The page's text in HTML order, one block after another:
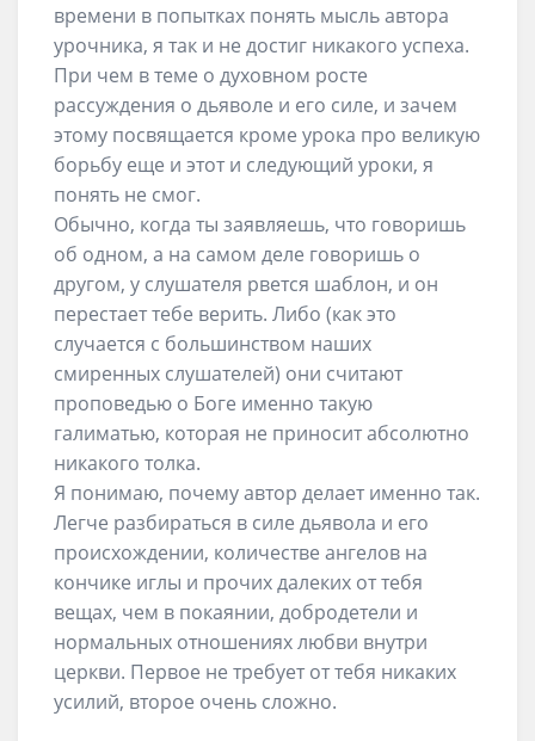
времени в попытках понять мысль автора
урочника, я так и не достиг никакого успеха.
При чем в теме о духовном росте
рассуждения о дьяволе и его силе, и зачем
этому посвящается кроме урока про великую
борьбу еще и этот и следующий уроки, я
понять не смог.
Обычно, когда ты заявляешь, что говоришь
об одном, а на самом деле говоришь о
другом, у слушателя рвется шаблон, и он
перестает тебе верить. Либо (как это
случается с большинством наших
смиренных слушателей) они считают
проповедью о Боге именно такую
галиматью, которая не приносит абсолютно
никакого толка.
Я понимаю, почему автор делает именно так.
Легче разбираться в силе дьявола и его
происхождении, количестве ангелов на
кончике иглы и прочих далеких от тебя
вещах, чем в покаянии, добродетели и
нормальных отношениях любви внутри
церкви. Первое не требует от тебя никаких
усилий, второе очень сложно.